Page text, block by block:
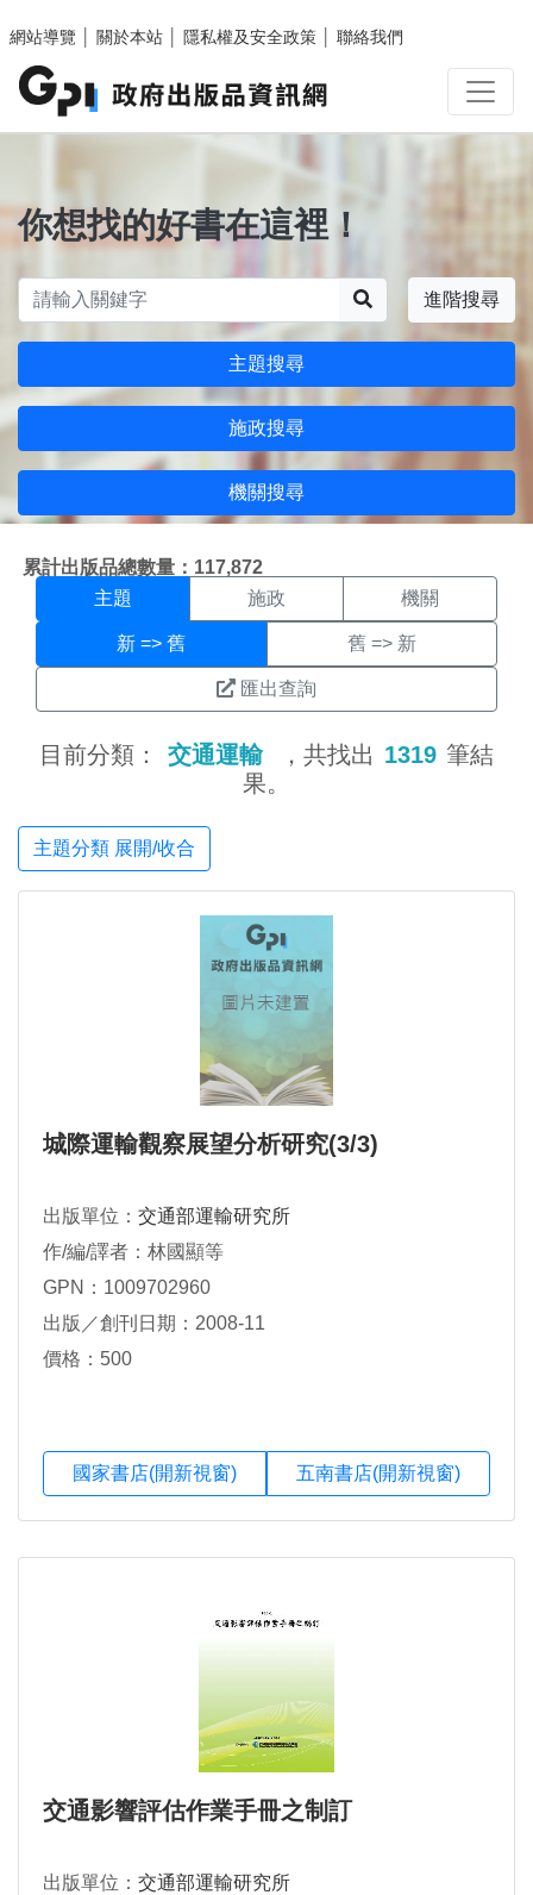
網站導覽
關於本站 隱私權及安全政策 聯絡我們
你想找的好書在這裡！
進階搜尋
主題搜尋
施政搜尋
機關搜尋
累計出版品總數量：117,872
主題搜尋結果頁面
主題 施政 機關
新 => 舊 舊 => 新
匯出查詢
目前分類： 交通運輸 ，共找出 1319 筆結
果。
主題分類 展開/收合
城際運輸觀察展望分析研究(3/3)
出版單位： 交通部運輸研究所
作/編/譯者：林國顯等
GPN：1009702960
出版／創刊日期：2008-11
價格：500
國家書店(開新視窗) 五南書店(開新視窗)
交通影響評估作業手冊之制訂
出版單位： 交通部運輸研究所